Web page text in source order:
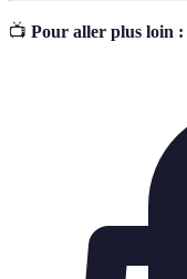
📺 Pour aller plus loin :